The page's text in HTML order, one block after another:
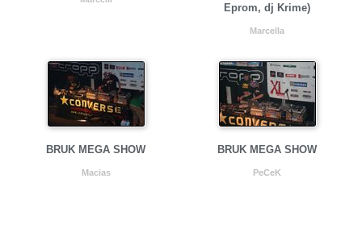
Eprom, dj Krime)
Marcella
BRUK MEGA SHOW
Macias
BRUK MEGA SHOW
PeCeK